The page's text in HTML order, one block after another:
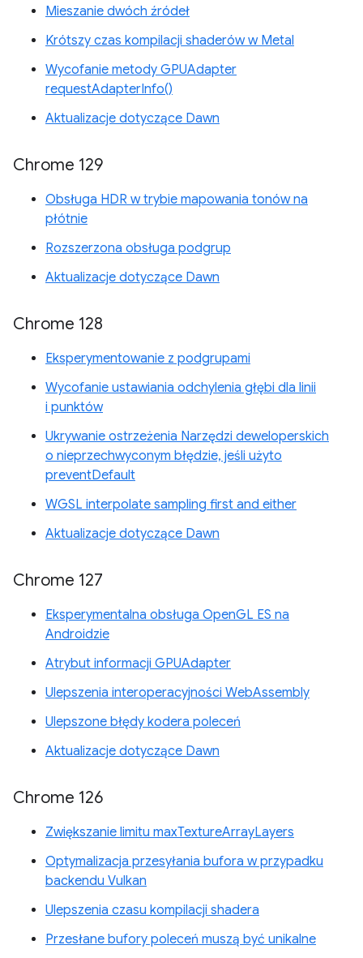
Mieszanie dwóch źródeł
Krótszy czas kompilacji shaderów w Metal
Wycofanie metody GPUAdapter
requestAdapterInfo()
Aktualizacje dotyczące Dawn
Chrome 129
Obsługa HDR w trybie mapowania tonów na
płótnie
Rozszerzona obsługa podgrup
Aktualizacje dotyczące Dawn
Chrome 128
Eksperymentowanie z podgrupami
Wycofanie ustawiania odchylenia głębi dla linii
i punktów
Ukrywanie ostrzeżenia Narzędzi deweloperskich
o nieprzechwyconym błędzie, jeśli użyto
preventDefault
WGSL interpolate sampling first and either
Aktualizacje dotyczące Dawn
Chrome 127
Eksperymentalna obsługa OpenGL ES na
Androidzie
Atrybut informacji GPUAdapter
Ulepszenia interoperacyjności WebAssembly
Ulepszone błędy kodera poleceń
Aktualizacje dotyczące Dawn
Chrome 126
Zwiększanie limitu maxTextureArrayLayers
Optymalizacja przesyłania bufora w przypadku
backendu Vulkan
Ulepszenia czasu kompilacji shadera
Przesłane bufory poleceń muszą być unikalne